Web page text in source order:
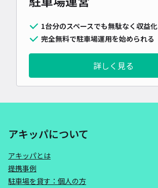
1台分のスペースでも無駄なく収益化
完全無料で駐車場運用を始められる
詳しく見る
アキッパについて
アキッパとは
提携事例
駐車場を貸す：個人の方